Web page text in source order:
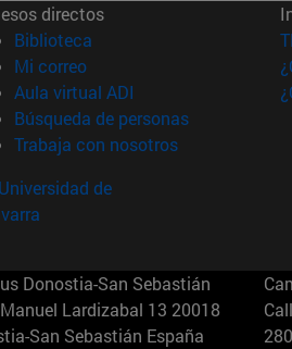
directos
Biblioteca (abre en nueva ventana)
Mi correo(abre en nueva ventana)
Aula virtual ADI (abre en nueva
Búsqueda de personas(abre en
Trabaja con nosotros(abre en
de
Donostia-San Sebastián
Lardizabal 13 20018
San Sebastián España